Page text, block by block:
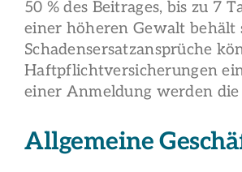
50 % des Beitrages, bis zu 7
einer höheren Gewalt behält
Schadensersatzansprüche
Haftpflichtversicherungen
einer Anmeldung werden
Allgemeine